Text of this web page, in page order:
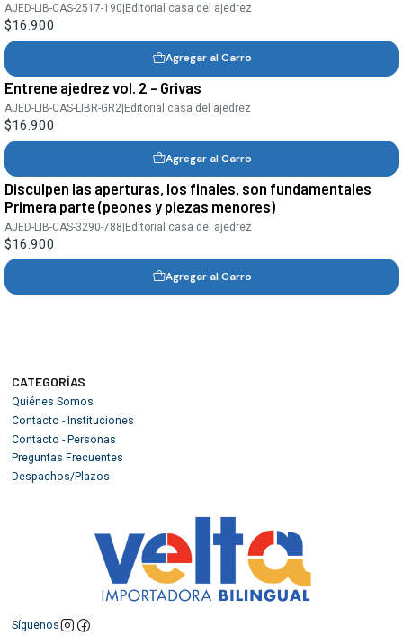
AJED-LIB-CAS-2517-190 Editorial casa del ajedrez
$16.900
Agregar al Carro
Entrene ajedrez vol. 2 - Grivas
AJED-LIB-CAS-LIBR-GR2 Editorial casa del ajedrez
$16.900
Agregar al Carro
Disculpen las aperturas, los finales, son fundamentales
Primera parte (peones y piezas menores)
AJED-LIB-CAS-3290-788|Editorial casa del ajedrez
$16.900
Agregar al Carro
CATEGORÍAS
Quiénes Somos
Contacto - Instituciones
Contacto - Personas
Preguntas Frecuentes
Despachos/Plazos
Síguenos